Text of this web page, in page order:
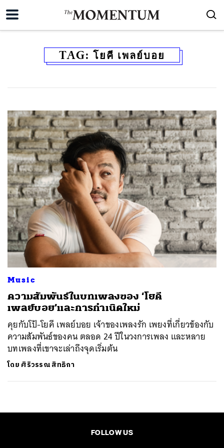
TAG: โยคี เพลย์บอย
Music
ความสัมพันธ์ในบทเพลงของ ‘โยคี
เพลย์บอย’และการกำเนิดใหม่
คุยกับโป้-โยคี เพลย์บอย เจ้าของเพลงรัก เพยงที่เกี่ยวข้องกับ
ความสัมพันธ์ของคน ตลอด 24 ปีในวงการเพลง และหลาย
บทเพลงที่เขาจะเล่าถึงจุดเริ่มต้น
โดย ศิริวรรณ สิทธิกา
FOLLOW US
ค้นหา
SHARE TWEET LINE EMAIL